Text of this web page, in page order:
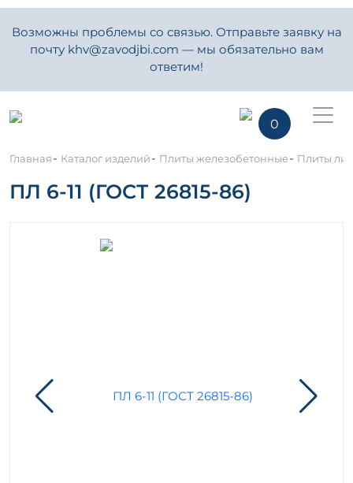
Возможны проблемы со связью. Отправьте заявку на
почту khv@zavodjbi.com — мы обязательно вам
ответим!
0
Главная- Каталог изделий- Плиты железобетонные- Плиты
ПЛ 6-11 (ГОСТ 26815-86)